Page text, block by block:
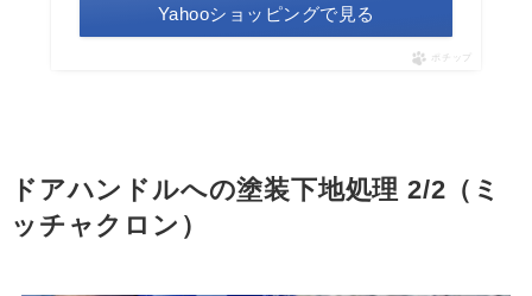
Yahooショッピングで見る
ポチップ
ドアハンドルへの塗装下地処理 2/2 （ミ
ッチャクロン）